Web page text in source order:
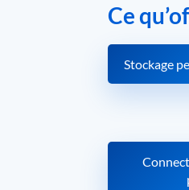
Ce
Stockage